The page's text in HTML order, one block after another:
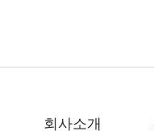
회사소개